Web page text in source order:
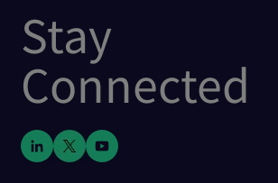
Stay
Connected